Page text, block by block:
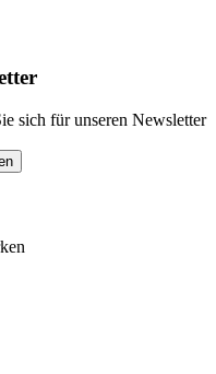
sich für unseren Newsletter